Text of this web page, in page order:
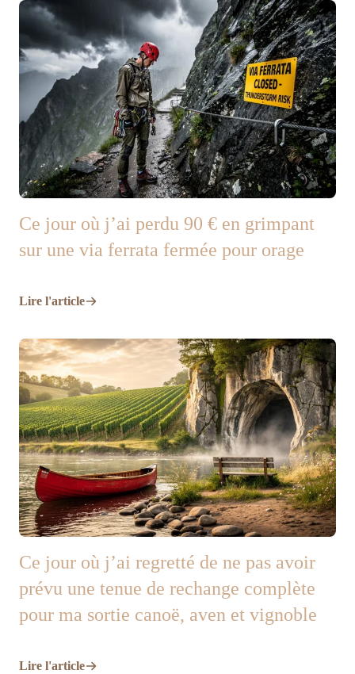
Ce jour où j’ai perdu 90 € en grimpant
sur une via ferrata fermée pour orage
Lire l'article
Ce jour où j’ai regretté de ne pas avoir
prévu une tenue de rechange complète
pour ma sortie canoë, aven et vignoble
Lire l'article